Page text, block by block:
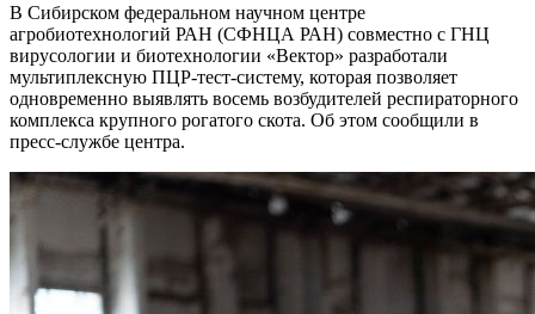
В Сибирском федеральном научном центре
агробиотехнологий РАН (СФНЦА РАН) совместно с ГНЦ
вирусологии и биотехнологии «Вектор» разработали
мультиплексную ПЦР-тест-систему, которая позволяет
одновременно выявлять восемь возбудителей респираторного
комплекса крупного рогатого скота. Об этом сообщили в
пресс-службе центра.